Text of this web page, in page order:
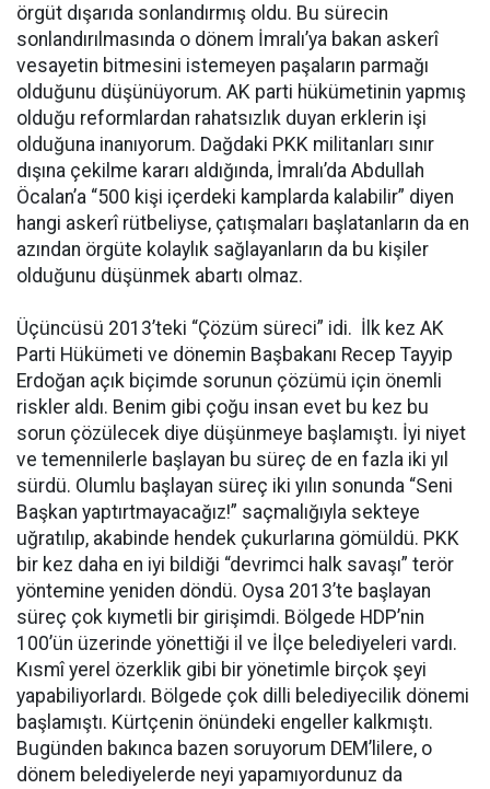
örgüt dışarıda sonlandırmış oldu. Bu sürecin
sonlandırılmasında o dönem İmralı’ya bakan askerî
vesayetin bitmesini istemeyen paşaların parmağı
olduğunu düşünüyorum. AK parti hükümetinin yapmış
olduğu reformlardan rahatsızlık duyan erklerin işi
olduğuna inanıyorum. Dağdaki PKK militanları sınır
dışına çekilme kararı aldığında, İmralı’da Abdullah
Öcalan’a “500 kişi içerdeki kamplarda kalabilir” diyen
hangi askerî rütbeliyse, çatışmaları başlatanların da en
azından örgüte kolaylık sağlayanların da bu kişiler
olduğunu düşünmek abartı olmaz.
Üçüncüsü 2013’teki “Çözüm süreci” idi. İlk kez AK
Parti Hükümeti ve dönemin Başbakanı Recep Tayyip
Erdoğan açık biçimde sorunun çözümü için önemli
riskler aldı. Benim gibi çoğu insan evet bu kez bu
sorun çözülecek diye düşünmeye başlamıştı. İyi niyet
ve temennilerle başlayan bu süreç de en fazla iki yıl
sürdü. Olumlu başlayan süreç iki yılın sonunda “Seni
Başkan yaptırtmayacağız!” saçmalığıyla sekteye
uğratılıp, akabinde hendek çukurlarına gömüldü. PKK
bir kez daha en iyi bildiği “devrimci halk savaşı” terör
yöntemine yeniden döndü. Oysa 2013’te başlayan
süreç çok kıymetli bir girişimdi. Bölgede HDP’nin
100’ün üzerinde yönettiği il ve İlçe belediyeleri vardı.
Kısmî yerel özerklik gibi bir yönetimle birçok şeyi
yapabiliyorlardı. Bölgede çok dilli belediyecilik dönemi
başlamıştı. Kürtçenin önündeki engeller kalkmıştı.
Bugünden bakınca bazen soruyorum DEM’lilere, o
dönem belediyelerde neyi yapamıyordunuz da